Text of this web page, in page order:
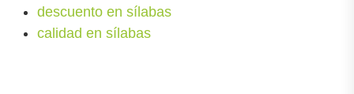
descuento en sílabas
calidad en sílabas